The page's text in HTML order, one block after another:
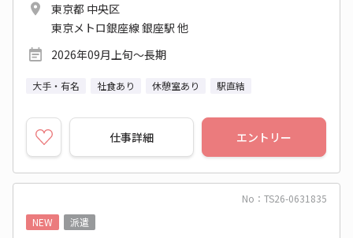
東京都 中央区
東京メトロ銀座線 銀座駅 他
2026年09月上旬～長期
大手・有名 社食あり 休憩室あり 駅直結
仕事詳細 エントリー
No：TS26-0631835
NEW
派遣